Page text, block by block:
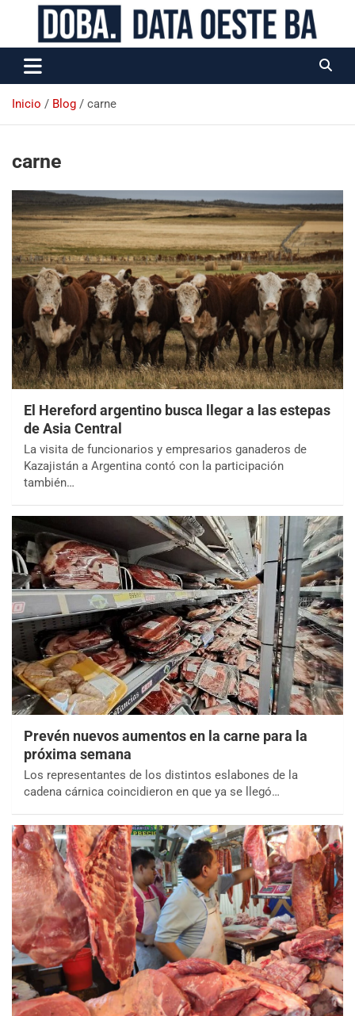
Data Oeste BA
Inicio Blog carne
carne
El Hereford argentino busca llegar a las estepas
de Asia Central
La visita de funcionarios y empresarios ganaderos de
Kazajistán a Argentina contó con la participación
también…
Prevén nuevos aumentos en la carne para la
próxima semana
Los representantes de los distintos eslabones de la
cadena cárnica coincidieron en que ya se llegó…